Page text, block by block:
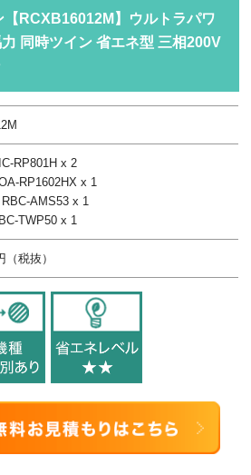
RCXB16012M】ウルトラパワ
同時ツイン 省エネ型 三相200V
RP801H x 2
RP1602HX x 1
RBC-AMS53 x 1
TWP50 x 1
（税抜）